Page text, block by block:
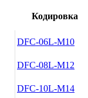
Кодировка
DFC-06L-M10
DFC-08L-M12
DFC-10L-M14